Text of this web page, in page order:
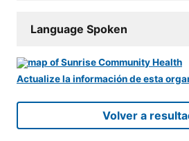
Language Spoken
Actualize la información de esta
Volver a